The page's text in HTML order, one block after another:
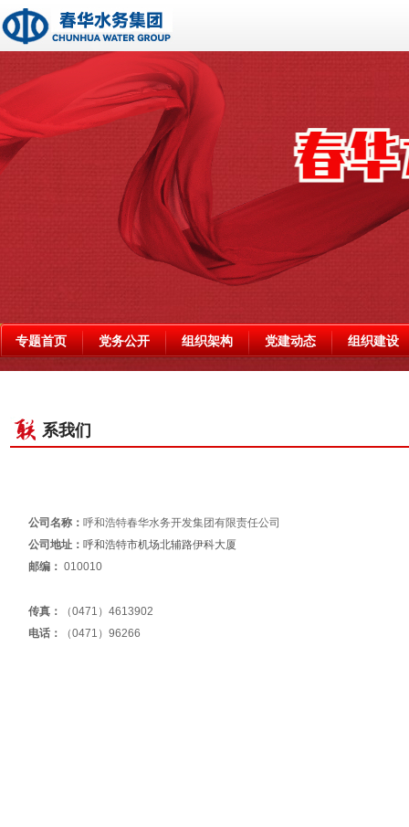
专题首页 党务公开 组织架构 党建动态 组织建设
系我们
公司名称： 呼和浩特春华水务开发集团有限责任公司
公司地址： 呼和浩特市机场北辅路伊科大厦
邮编： 010010
传真： （0471 ） 4613902
电话：
（0471 ） 96266